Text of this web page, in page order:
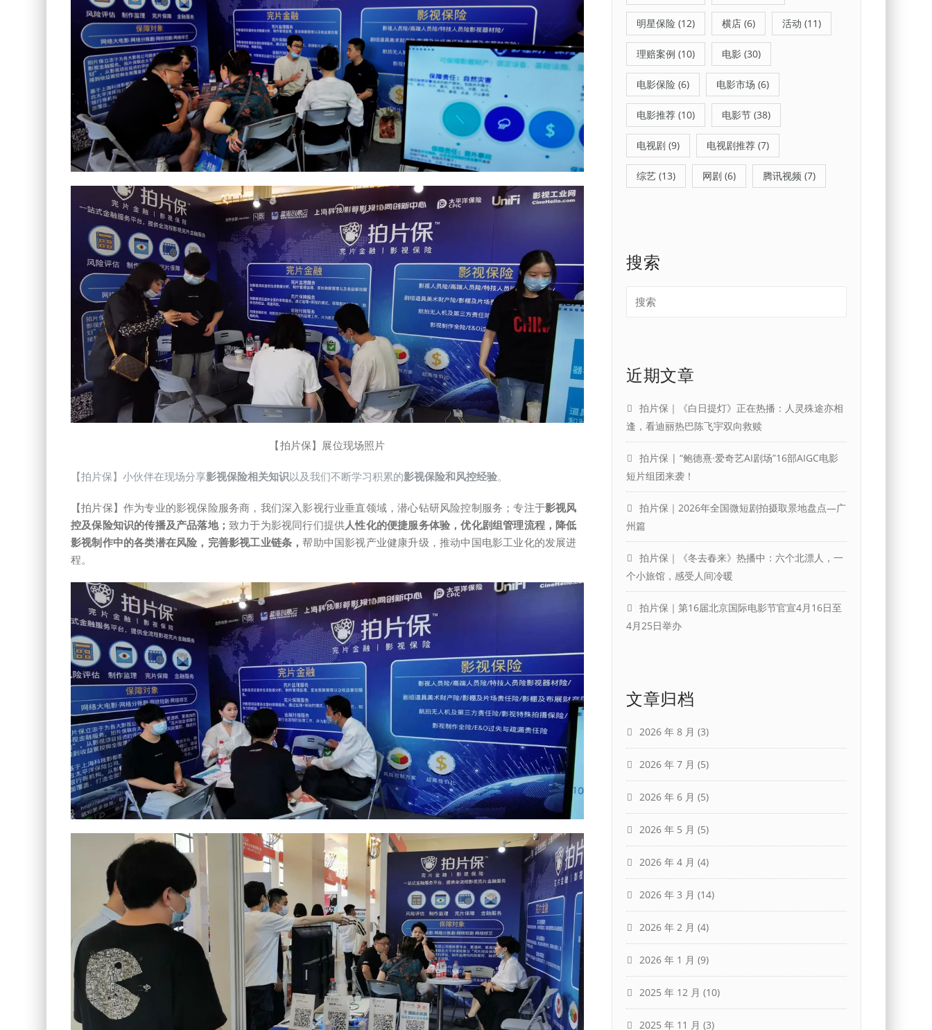
【拍片保】展位现场照片
【拍片保】小伙伴在现场分享影视保险相关知识 以及我们不断学习积累的影视保险和风控经验。
【拍片保】作为专业的影视保险服务商，我们深入影视行业垂直领域，潜心钻研风险控制服务；专注于影视风
控及保险知识的传播及产品落地； 致力于为影视同行们提供人性化的便捷服务体验，优化剧组管理流程，降低
影视制作中的各类潜在风险，完善影视工业链条，帮助中国影视产业健康升级，推动中国电影工业化的发展进
程。
明星保险 (12) 横店 (6) 活动 (11)
理赔案例 (10) 电影 (30)
电影保险 (6) 电影市场 (6)
电影推荐 (10) 电影节 (38)
电视剧 (9) 电视剧推荐 (7)
综艺 (13) 网剧 (6) 腾讯视频 (7)
搜索
近期文章
拍片保｜《白日提灯》正在热播：人灵殊途亦相
逢，看迪丽热巴陈飞宇双向救赎
拍片保 | “鲍德熹·爱奇艺AI剧场”16部AIGC电影
短片组团来袭！
拍片保｜2026年全国微短剧拍摄取景地盘点—广
州篇
拍片保｜《冬去春来》热播中：六个北漂人，一
个小旅馆，感受人间冷暖
拍片保｜第16届北京国际电影节官宣4月16日至
4月25日举办
文章归档
2026 年 8 月 (3)
2026 年 7 月 (5)
2026 年 6 月 (5)
2026 年 5 月 (5)
2026 年 4 月 (4)
2026 年 3 月 (14)
2026 年 2 月 (4)
2026 年 1 月 (9)
2025 年 12 月 (10)
2025 年 11 月 (3)